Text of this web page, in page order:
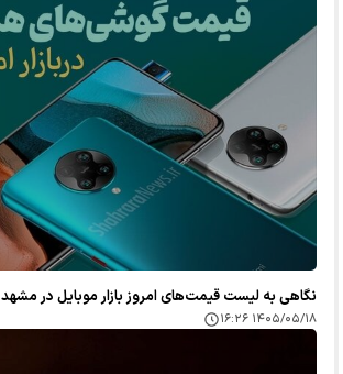
نگاهی به لیست قیمت‌های امروز بازار موبایل در مشهد
۱۴۰۵/۰۵/۱۸ ۱۶:۲۶